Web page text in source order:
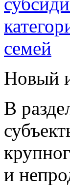
семей
Новый
В
и